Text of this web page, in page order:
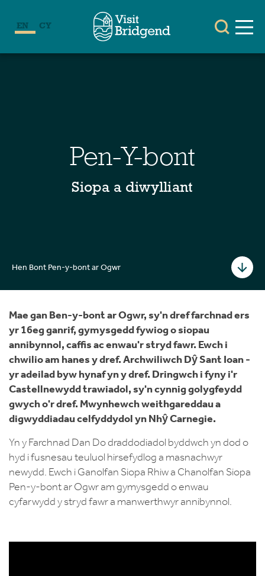
EN CY
Pen-Y-bont
Siopa a diwylliant
Hen Bont Pen-y-bont ar Ogwr
Mae gan Ben-y-bont ar Ogwr, sy'n dref farchnad ers
yr 16eg ganrif, gymysgedd fywiog o siopau
annibynnol, caffis ac enwau'r stryd fawr. Ewch i
chwilio am hanes y dref. Archwiliwch Dŷ Sant Ioan -
yr adeilad byw hynaf yn y dref. Dringwch i fyny i'r
Castellnewydd trawiadol, sy'n cynnig golygfeydd
gwych o'r dref. Mwynhewch weithgareddau a
digwyddiadau celfyddydol yn Nhŷ Carnegie.
Yn y Farchnad Dan Do draddodiadol byddwch yn dod o
hyd i fusnesau teuluol hirsefydlog a masnachwyr
newydd. Ewch i Ganolfan Siopa Rhiw a Chanolfan Siopa
Pen-y-bont ar Ogwr am gymysgedd o enwau
cyfarwydd y stryd fawr a manwerthwyr annibynnol.